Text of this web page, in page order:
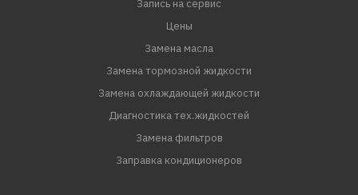
Запись на сервис
Цены
Замена масла
Замена тормозной жидкости
Замена охлаждающей жидкости
Диагностика тех.жидкостей
Замена фильтров
Заправка кондиционеров